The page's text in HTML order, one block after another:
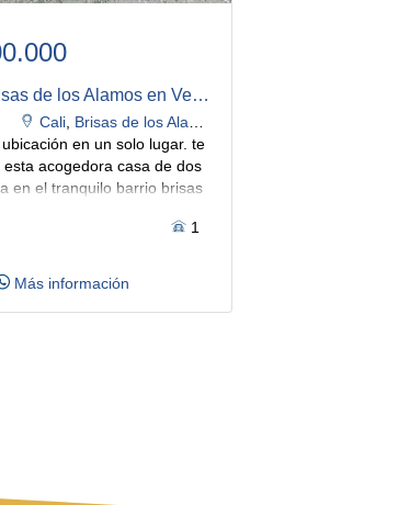
Casa en Brisas de los Alamos en Venta
Cali, Brisas de los Alamos
en un solo lugar. te
esta acogedora casa de dos
en el tranquilo barrio brisas
piso disfrutarás de una
de oficios con lavadero
para un vehículo,
de acceso y transporte
1
Más información